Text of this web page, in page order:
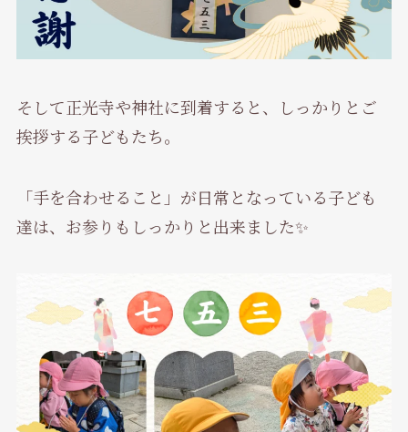
そして正光寺や神社に到着すると、しっかりとご
挨拶する子どもたち。
「手を合わせること」が日常となっている子ども
達は、お参りもしっかりと出来ました✨